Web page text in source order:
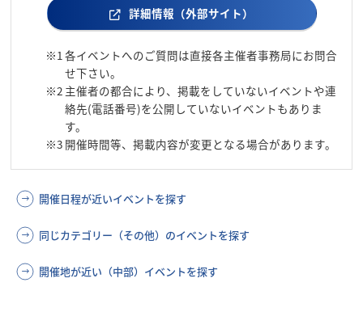
詳細情報（外部サイト）
※1 各イベントへのご質問は直接各主催者事務局にお問合
せ下さい。
※2 主催者の都合により、掲載をしていないイベントや連
絡先(電話番号)を公開していないイベントもありま
す。
※3 開催時間等、掲載内容が変更となる場合があります。
開催日程が近いイベントを探す
同じカテゴリー（その他）のイベントを探す
開催地が近い（中部）イベントを探す